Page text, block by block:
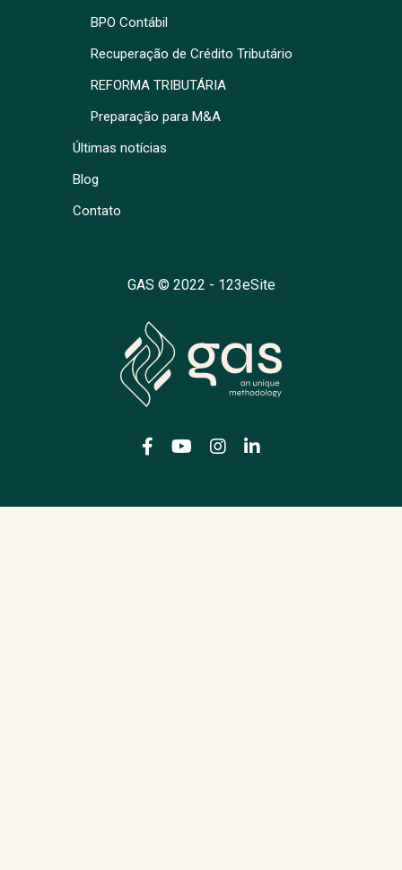
BPO Contábil
Recuperação de Crédito Tributário
REFORMA TRIBUTÁRIA
Preparação para M&A
Últimas notícias
Blog
Contato
GAS © 2022 - 123eSite